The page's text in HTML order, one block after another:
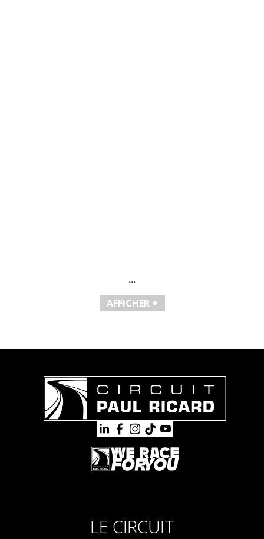
...
AFFICHER +
LE CIRCUIT